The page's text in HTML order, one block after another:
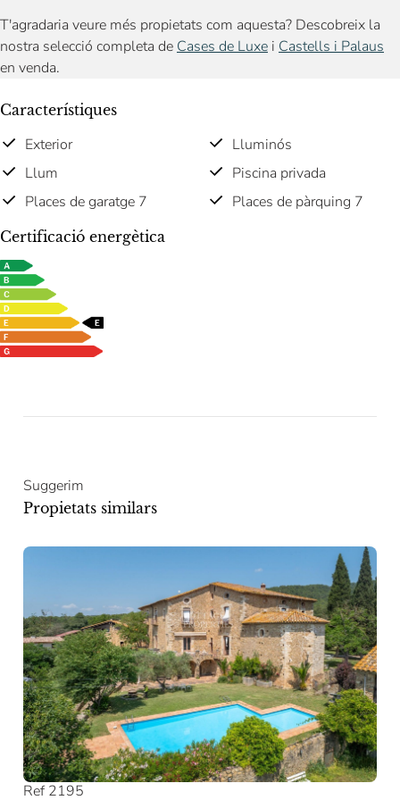
T'agradaria veure més propietats com aquesta? Descobreix la
nostra selecció completa de Cases de Luxe i Castells i Palaus
en venda.
Característiques
Exterior
Lluminós
Llum
Piscina privada
Places de garatge 7
Places de pàrquing 7
Certificació energètica
Suggerim
Propietats similars
Ref 2195